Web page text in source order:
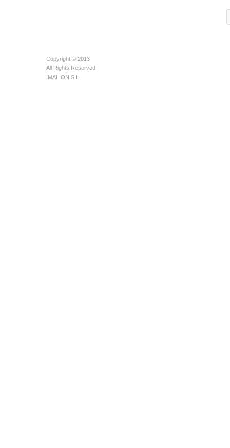
Copyright © 2013
All Rights Reserved
IMALION S.L.